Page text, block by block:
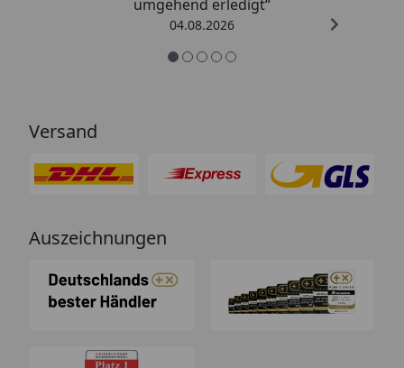
umgehend erledigt“
04.08.2026
Versand
Auszeichnungen